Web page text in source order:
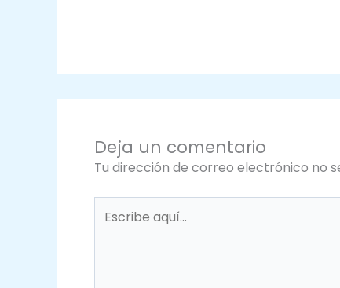
Deja un comentario
Tu dirección de correo electrónico no
aquí...